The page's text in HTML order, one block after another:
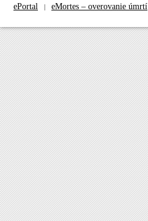
ePortal | eMortes – overovanie úmrtí